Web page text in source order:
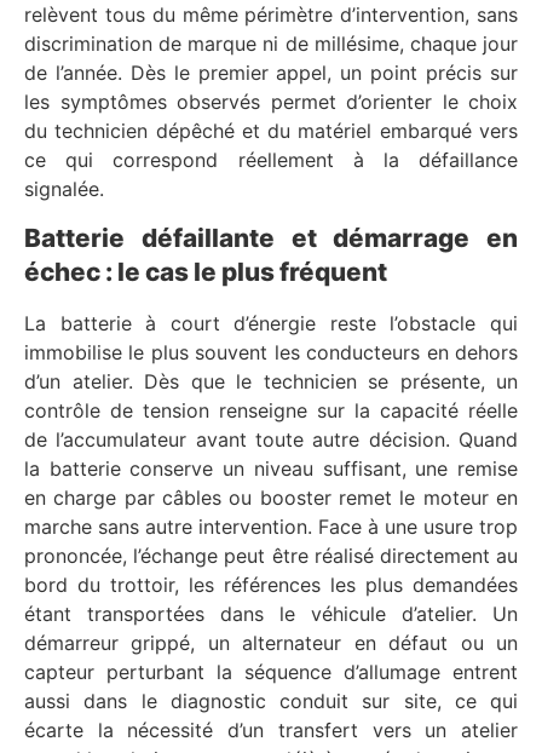
relèvent tous du même périmètre d’intervention, sans
discrimination de marque ni de millésime, chaque jour
de l’année. Dès le premier appel, un point précis sur
les symptômes observés permet d’orienter le choix
du technicien dépêché et du matériel embarqué vers
ce qui correspond réellement à la défaillance
signalée.
Batterie défaillante et démarrage en
échec : le cas le plus fréquent
La batterie à court d’énergie reste l’obstacle qui
immobilise le plus souvent les conducteurs en dehors
d’un atelier. Dès que le technicien se présente, un
contrôle de tension renseigne sur la capacité réelle
de l’accumulateur avant toute autre décision. Quand
la batterie conserve un niveau suffisant, une remise
en charge par câbles ou booster remet le moteur en
marche sans autre intervention. Face à une usure trop
prononcée, l’échange peut être réalisé directement au
bord du trottoir, les références les plus demandées
étant transportées dans le véhicule d’atelier. Un
démarreur grippé, un alternateur en défaut ou un
capteur perturbant la séquence d’allumage entrent
aussi dans le diagnostic conduit sur site, ce qui
écarte la nécessité d’un transfert vers un atelier